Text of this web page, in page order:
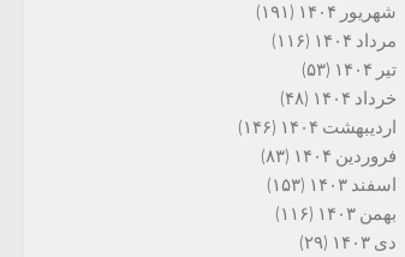
شهریور ۱۴۰۴
(۱۹۱)
مرداد ۱۴۰۴
(۱۱۶)
تیر ۱۴۰۴
(۵۳)
خرداد ۱۴۰۴
(۴۸)
اردیبهشت ۱۴۰۴
(۱۴۶)
فروردین ۱۴۰۴
(۸۳)
اسفند ۱۴۰۳
(۱۵۳)
بهمن ۱۴۰۳
(۱۱۶)
دی ۱۴۰۳
(۲۹)